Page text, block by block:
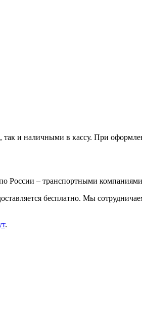
и наличными в кассу. При
России – транспортными
бесплатно. Мы
.